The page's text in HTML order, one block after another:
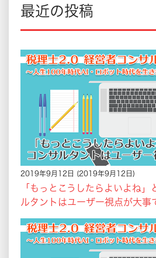
最近の投稿
2019年9月12日 (2019年9月12日)
「もっとこうしたらよいよね」
ルタントはユーザー視点が大事